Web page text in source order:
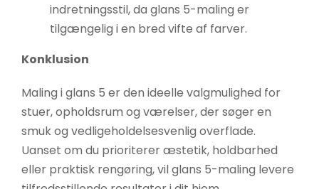
indretningsstil, da glans 5-maling er
tilgængelig i en bred vifte af farver.
Konklusion
Maling i glans 5 er den ideelle valgmulighed for
stuer, opholdsrum og værelser, der søger en
smuk og vedligeholdelsesvenlig overflade.
Uanset om du prioriterer æstetik, holdbarhed
eller praktisk rengøring, vil glans 5-maling levere